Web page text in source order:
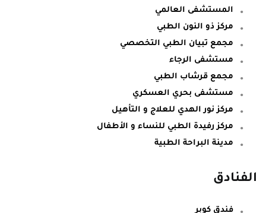
المستشفى العالمي
مركز ذو النون الطبي
مجمع تبيان الطبي التخصصي
مستشفى الرجاء
مجمع قرشاب الطبي
مستشفى بحري العسكري
مركز نور الهدي للعلاج و التأهيل
مركز رفيدة الطبي للنساء و الأطفال
مدينة البراحة الطبية
الفنادق
فندق كوبر